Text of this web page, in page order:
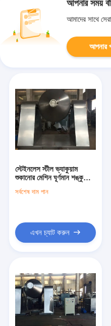
আপনার সময়
আমাদের সাথে
আপনার
স্টেইনলেস স্টীল ভ্যাকুয়াম
শুকানোর মেশিন ঘূর্ণমান শঙ্কু
সর্বশেষ দাম পান
এখন চ্যাট করুন